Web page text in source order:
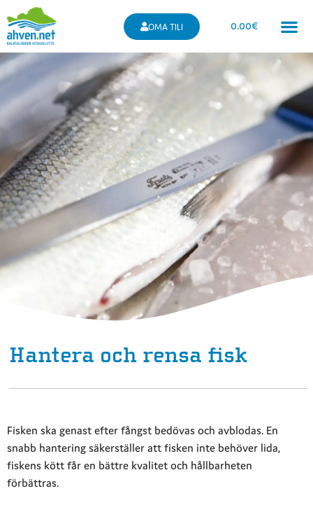
OMA TILI 0.00€
Hantera och rensa fisk
Fisken ska genast efter fångst bedövas och avblodas. En
snabb hantering säkerställer att fisken inte behöver lida,
fiskens kött får en bättre kvalitet och hållbarheten
förbättras.